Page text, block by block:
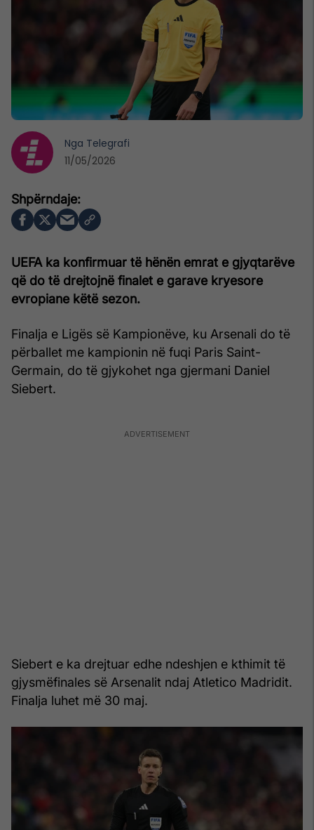
UEFA ka konfirmuar të hënën emrat e gjyqtarëve
që do të drejtojnë finalet e garave kryesore
evropiane këtë sezon.
Finalja e Ligës së Kampionëve, ku Arsenali do të
përballet me kampionin në fuqi Paris Saint-
Germain, do të gjykohet nga gjermani Daniel
Siebert.
Siebert e ka drejtuar edhe ndeshjen e kthimit të
gjysmëfinales së Arsenalit ndaj Atletico Madridit.
Finalja luhet më 30 maj.
Nga Telegrafi
11/05/2026